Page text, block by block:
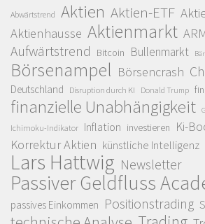
Abwärtstrend Aktien Aktien-ETF
Aktienhausse Aktienmarkt
Aufwärtstrend Bitcoin Bullenmarkt
Börsenampel Börsencrash
Deutschland Disruption durch KI Donald Trump
finanzielle Unabhängigkeit
Ichimoku-Indikator Inflation investieren Ki-
Korrektur Aktien künstliche Intelligenz
Lars Hattwig Newsletter
Passiver Geldfluss
passives Einkommen Positionstrading